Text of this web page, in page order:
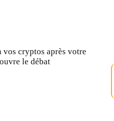
vos cryptos après votre
le débat